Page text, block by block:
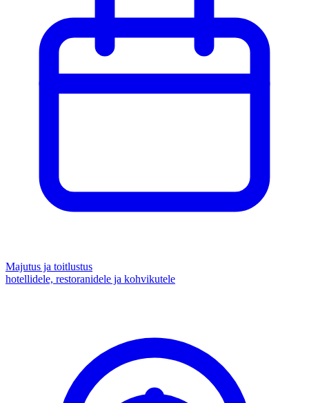
Majutus ja toitlustus
hotellidele, restoranidele ja kohvikutele